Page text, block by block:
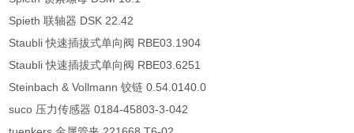
Spieth 联轴器 DSK 22.42
Staubli 快速插拔式单向阀 RBE03.1904
Staubli 快速插拔式单向阀 RBE03.6251
Steinbach & Vollmann 铰链 0.54.0140.0
suco 压力传感器 0184-45803-3-042